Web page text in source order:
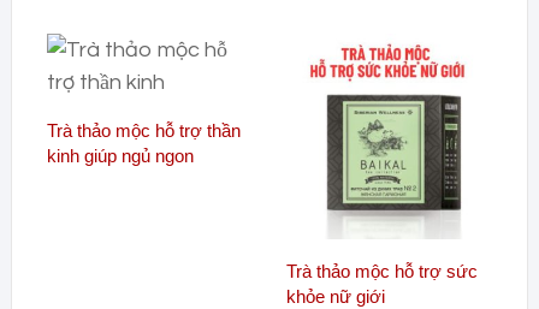
Trà thảo mộc hỗ trợ thần
kinh giúp ngủ ngon
Trà thảo mộc hỗ trợ sức
khỏe nữ giới